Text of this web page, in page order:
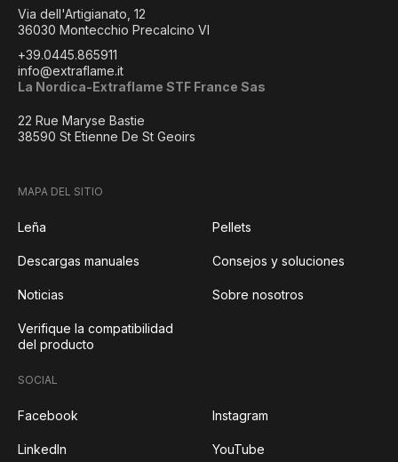
Via dell'Artigianato, 12
36030 Montecchio Precalcino VI
+39.0445.865911
info@extraflame.it
La Nordica-Extraflame STF France Sas
22 Rue Maryse Bastie
38590 St Etienne De St Geoirs
MAPA DEL SITIO
Leña Pellets
Descargas manuales Consejos y soluciones
Noticias Sobre nosotros
Verifique la compatibilidad
del producto
SOCIAL
Facebook Instagram
LinkedIn YouTube